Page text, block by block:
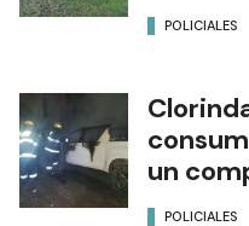
POLICIALES
un
POLICIALES